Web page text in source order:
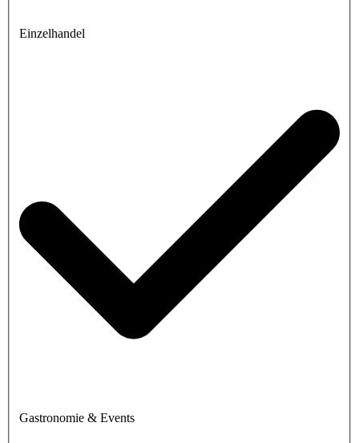
Einzelhandel
Gastronomie & Events